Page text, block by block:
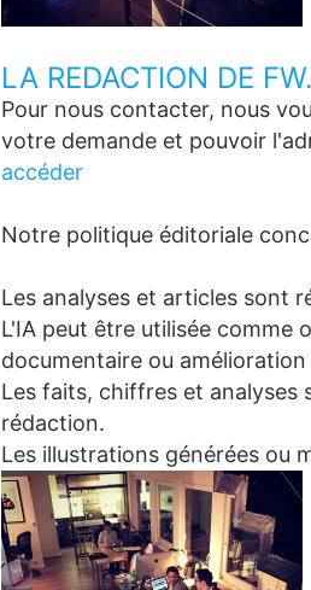
LA REDACTION DE
Pour nous contacter, nous
votre demande et pouvoir
accéder
Notre politique éditoriale
Les analyses et articles sont
L'IA peut être utilisée comme
documentaire ou
Les faits, chiffres et analyses
rédaction.
Les illustrations générées ou